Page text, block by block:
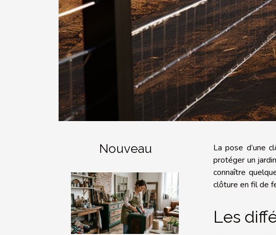
Nouveau
La pose d’une
protéger un
connaître
clôture en fil de
Les